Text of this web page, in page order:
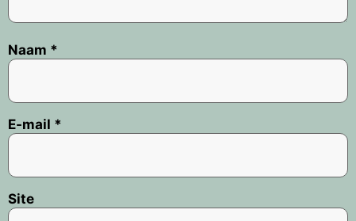
Naam *
E-mail *
Site